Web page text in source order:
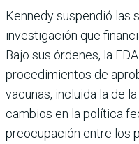
Kennedy suspendió las
investigación que
Bajo sus órdenes, la
procedimientos de
vacunas, incluida la de
cambios en la política
preocupación entre los